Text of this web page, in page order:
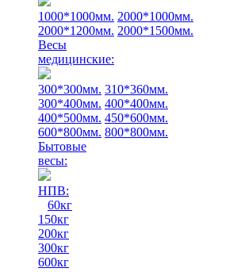
1000*1000мм. 2000*1000мм.
2000*1200мм. 2000*1500мм.
Весы
медицинские:
300*300мм. 310*360мм.
300*400мм. 400*400мм.
400*500мм. 450*600мм.
600*800мм. 800*800мм.
Бытовые
весы:
НПВ:
60кг
150кг
200кг
300кг
600кг